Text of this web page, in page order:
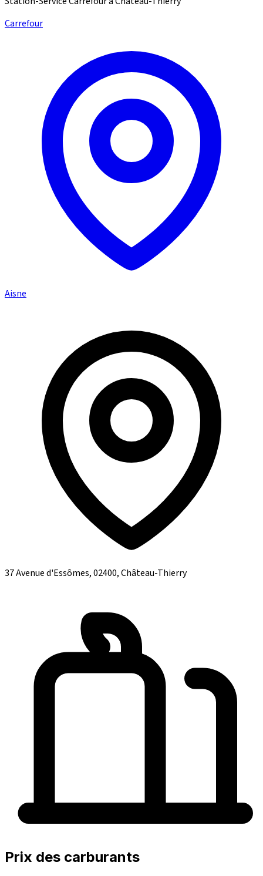
Carrefour
Aisne
37 Avenue d'Essômes, 02400, Château-Thierry
Prix des carburants